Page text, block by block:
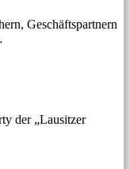
Geschäftspartnern
der „Lausitzer